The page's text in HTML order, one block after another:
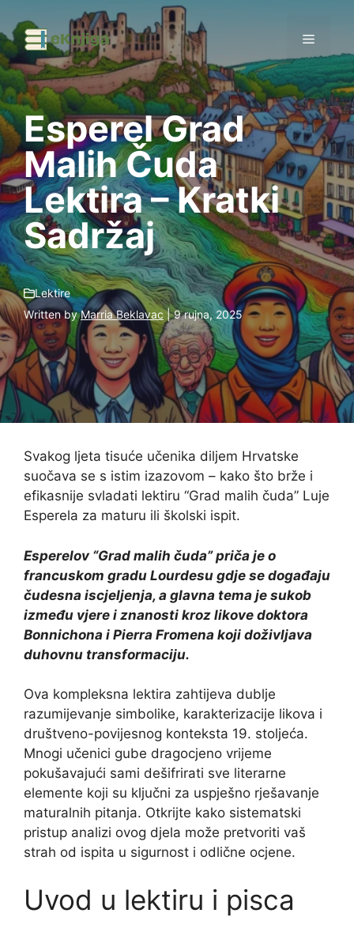
na
sadržaj
Esperel Grad
Malih Čuda
Lektira – Kratki
Sadržaj
Lektire
Written byMarria Beklavac| 9 rujna, 2025
Svakog ljeta tisuće učenika diljem Hrvatske
suočava se s istim izazovom – kako što brže i
efikasnije svladati lektiru “Grad malih čuda” Luje
Esperela za maturu ili školski ispit.
Esperelov “Grad malih čuda” priča je o
francuskom gradu Lourdesu gdje se događaju
čudesna iscjeljenja, a glavna tema je sukob
između vjere i znanosti kroz likove doktora
Bonnichona i Pierra Fromena koji doživljava
duhovnu transformaciju.
Ova kompleksna lektira zahtijeva dublje
razumijevanje simbolike, karakterizacije likova i
društveno-povijesnog konteksta 19. stoljeća.
Mnogi učenici gube dragocjeno vrijeme
pokušavajući sami dešifrirati sve literarne
elemente koji su ključni za uspješno rješavanje
maturalnih pitanja. Otkrijte kako sistematski
pristup analizi ovog djela može pretvoriti vaš
strah od ispita u sigurnost i odlične ocjene.
Uvod u lektiru i pisca